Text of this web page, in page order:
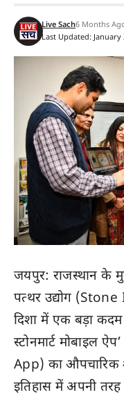
Last Updated: January
Live Sach6 Months
जयपुर: राजस्थान के
पत्थर उद्योग
दिशा में एक बड़ा कदम
स्टोनमार्ट मोबाइल
App) का औपचारिक
इतिहास में अपनी